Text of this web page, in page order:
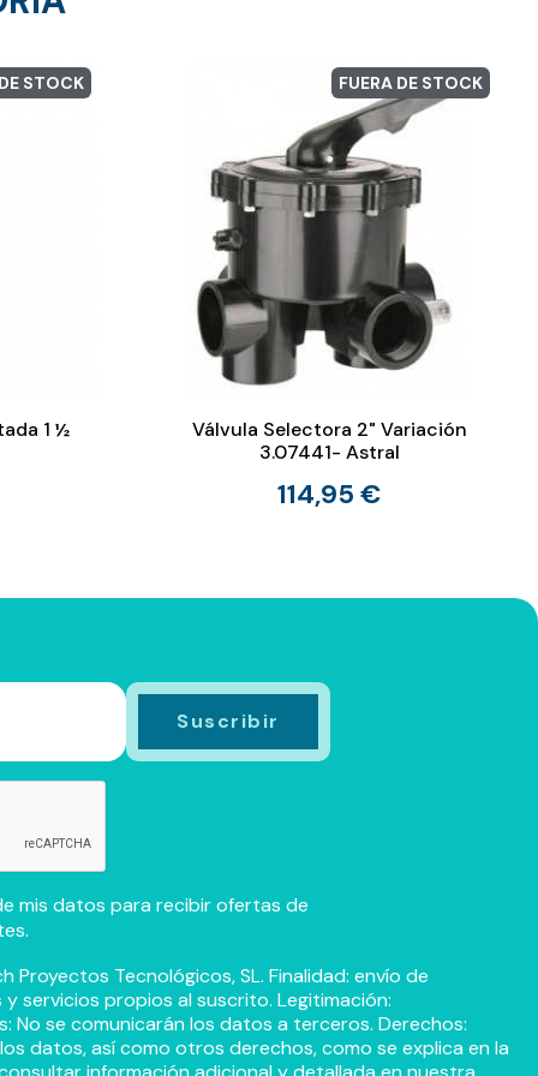
STOCK
1 ½
FUERA DE STOCK
Válvula Selectora 2" Variación
3.07441- Astral
114,95 €
mis datos para recibir ofertas de
Proyectos Tecnológicos, SL. Finalidad: envío de
servicios propios al suscrito. Legitimación:
No se comunicarán los datos a terceros. Derechos:
datos, así como otros derechos, como se explica en la